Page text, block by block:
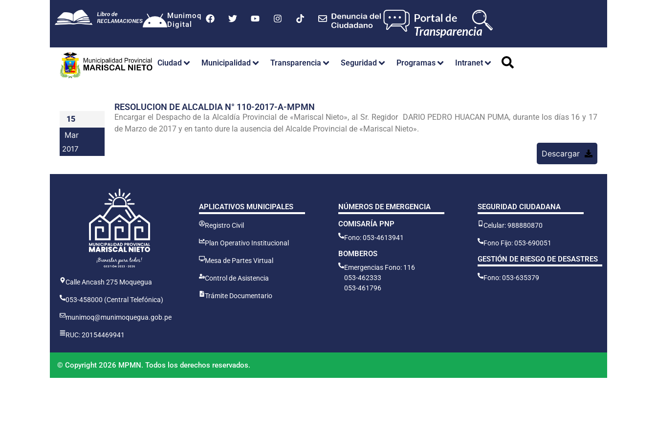
Munimoq
Digital
Ciudad Municipalidad Transparencia Seguridad Programas Intranet
15
Mar
2017
RESOLUCION DE ALCALDIA N° 110-2017-A-MPMN
Encargar el Despacho de la Alcaldía Provincial de «Mariscal Nieto», al Sr. Regidor DARIO PEDRO HUACAN PUMA, durante los días 16 y 17
de Marzo de 2017 y en tanto dure la ausencia del Alcalde Provincial de «Mariscal Nieto».
Descargar
Calle Ancash 275 Moquegua
053-458000 (Central Telefónica)
munimoq@munimoquegua.gob.pe
RUC: 20154469941
APLICATIVOS MUNICIPALES
Registro Civil
Plan Operativo Institucional
Mesa de Partes Virtual
Control de Asistencia
Trámite Documentario
NÚMEROS DE EMERGENCIA
COMISARÍA PNP
Fono: 053-4613941
BOMBEROS
Emergencias Fono: 116
053-462333
053-461796
SEGURIDAD CIUDADANA
Celular: 988880870
Fono Fijo: 053-690051
GESTIÓN DE RIESGO DE DESASTRES
Fono: 053-635379
© Copyright 2026 MPMN. Todos los derechos reservados.